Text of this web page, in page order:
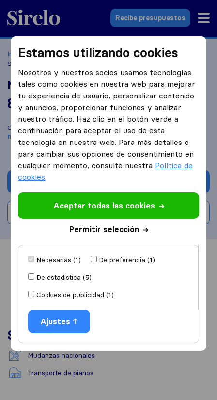
Sirelo.es
Recibe presupuestos
Inicio Empresas de mudanzas Elda
Mudanzas Toledo,
S.L.
Mudanzas Toledo, S.L.
8,4 basado en 41
reseñas de Sirelo y Google
i
Compara Mudanzas Toledo, S.L. con otrasempresas de
mudanzasdeElda
Escribe una valoración
Información Valoraciones
Servicios
Mudanzas nacionales
Transporte de pianos
Estamos utilizando cookies
Nosotros y nuestros socios usamos tecnologías
tales como cookies en nuestra web para mejorar
tu experiencia de usuario, personalizar contenido
y anuncios, proporcionar funciones y analizar
nuestro tráfico. Haz clic en el botón verde a
continuación para aceptar el uso de esta
tecnología en nuestra web. Para más detalles o
para cambiar sus opciones de consentimiento en
cualquier momento, consulte nuestra Política de
cookies.
Aceptar todas las cookies
Permitir selección
Necesarias (1)
De preferencia (1)
De estadística (5)
Cookies de publicidad (1)
Ajustes